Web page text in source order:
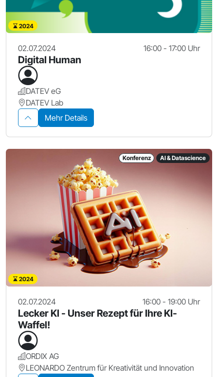
2024
02.07.2024 16:00 - 17:00 Uhr
Digital Human
DATEV eG
DATEV Lab
Mehr Details
Konferenz AI & Datascience
2024
02.07.2024 16:00 - 19:00 Uhr
Lecker KI - Unser Rezept für Ihre KI-
Waffel!
ORDIX AG
LEONARDO Zentrum für Kreativität und Innovation